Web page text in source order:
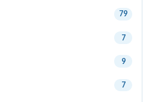
79
7
9
7